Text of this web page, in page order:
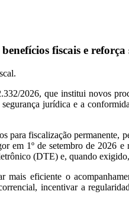
fiscais e
2026, que institui novos
jurídica e a
para fiscalização
em 1º de setembro de 2026
(DTE) e, quando
eficiente o
incentivar a